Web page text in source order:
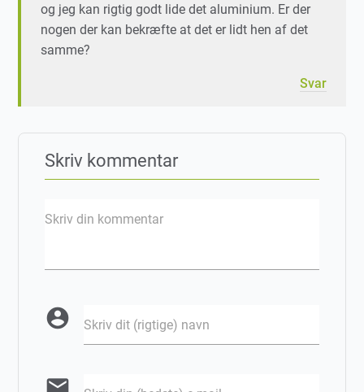
og jeg kan rigtig godt lide det aluminium. Er der
nogen der kan bekræfte at det er lidt hen af det
samme?
Svar
Skriv kommentar
Skriv din kommentar
account_circle Skriv dit (rigtige) navn